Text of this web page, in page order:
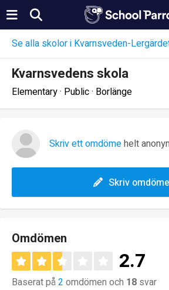
Se alla skolor i Kvarnsveden-
Kvarnsvedens skola
Elementary · Public · Borlänge
Skriv ett omdömehelt
Skriv omdöme
Omdömen
2.7
Baserat på2 omdömen och 18 svar